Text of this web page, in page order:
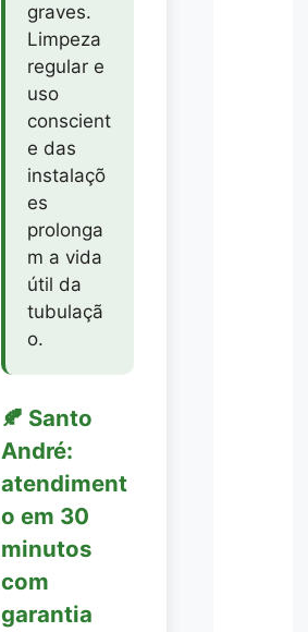
graves.
Limpeza
regular e
uso
conscient
e das
instalaçõ
es
prolonga
m a vida
útil da
tubulaçã
o.
🍂 Santo
André:
atendiment
o em 30
minutos
com
garantia